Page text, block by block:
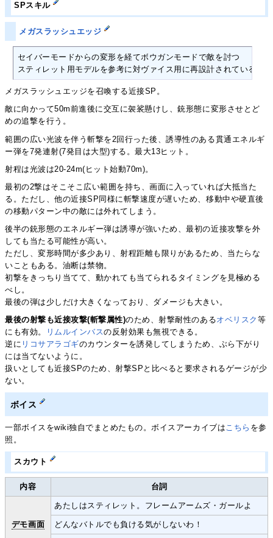
SPスキル
メガスラッシュエッジ
セイバーモードからの変形を経てボウガンモードで敵を討つ
スティレット用モデルを参考に対ヴァイス用に再設計されている
メガスラッシュエッジを召喚する近接SP。
敵に向かって50m前進後に交互に袈裟懸けし、銃形態に変形させとど
めの追撃を行う。
範囲の広い光波を伴う斬撃を2回行った後、誘導性のある貫通エネルギ
ー弾を7発連射(7発目は大型)する。最大13ヒット。
射程は光波は20-24m(ヒット始動70m)。
最初の2撃はそこそこ広い範囲を持ち、画面に入っていれば大抵当た
る。ただし、他の近接SP同様に斬撃速度が遅いため、移動中や硬直後
の移動パターン中の敵には外れてしまう。
後半の銃形態のエネルギー弾は誘導が強いため、最初の近接攻撃を外
しても当たる可能性が高い。
ただし、変形時間が多少あり、射程距離も限りがあるため、当たらな
いこともある。油断は禁物。
初撃をきっちり当てて、動かれても当てられるタイミングを見極める
べし。
最後の弾は少しだけ大きくなっており、ダメージも大きい。
最後の射撃も近接攻撃(斬撃属性)のため、射撃耐性のあるオベリスク 等
にも有効。
リムルインバスの反射効果も無視できる。
逆に リコサアラゴギのカウンターを誘発してしまうため、ぶら下がり
には当てないように。
扱いとしても近接SPのため、射撃SPと比べると要求されるゲージが少
ない。
ボイス
一部ボイスをwiki独自でまとめたもの。ボイスアーカイブはこちら を参
照。
スカウト
内容 台詞
デモ画面
あたしはスティレット。フレームアームズ・ガールよ
どんなバトルでも負ける気がしないわ！